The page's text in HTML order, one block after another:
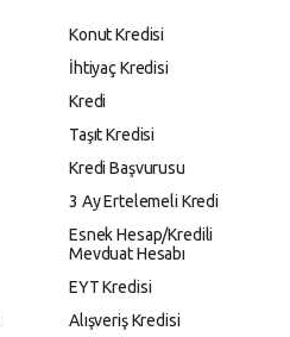
Konut Kredisi
İhtiyaç Kredisi
Kredi
Taşıt Kredisi
Kredi Başvurusu
3 Ay Ertelemeli Kredi
Esnek Hesap/Kredili
Mevduat Hesabı
EYT Kredisi
Alışveriş Kredisi